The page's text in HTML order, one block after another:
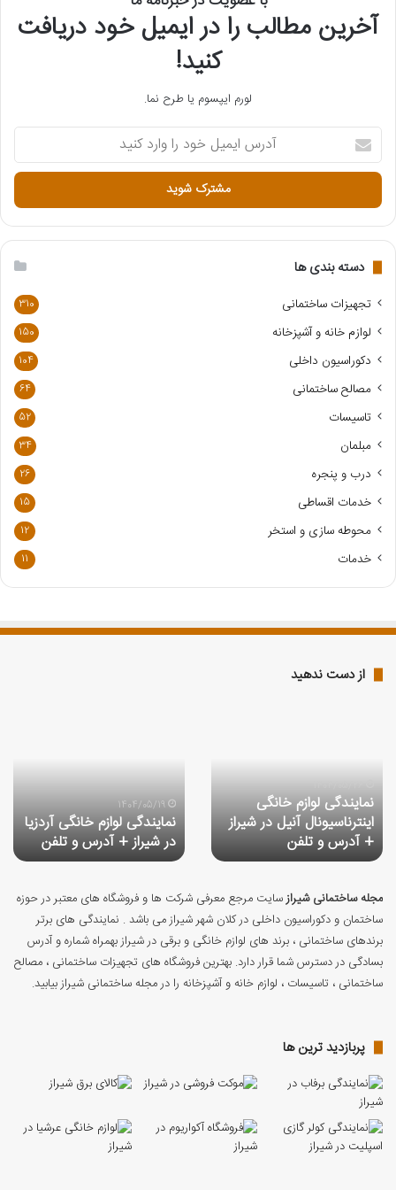
آخرین مطالب را در ایمیل خود دریافت
کنید!
لورم ایپسوم یا طرح‌ نما.
آ
ر
ا
ی
م
ی
خ
د
ر
و
ا
د
ک
ی
د
دسته بندی ها
تجهیزات ساختمانی 310
لوازم خانه و آشپزخانه 150
دکوراسیون داخلی 104
مصالح ساختمانی 64
تاسیسات 52
مبلمان 34
درب و پنجره 26
خدمات اقساطی 15
محوطه سازی و استخر 12
خدمات 11
از دست ندهید
شیراز
آدرس
تلفن
نمایندگی لوازم خانگی
اینترناسیونال آنیل در شیراز
+ آدرس و تلفن
شیراز
آدرس
و
1404/05/19
نمایندگی لوازم خانگی آردزیا
در شیراز + آدرس و تلفن
مجله ساختمانی شیرازسایت مرجع معرفی شرکت ها و فروشگاه های معتبر در حوزه
ساختمان و دکوراسیون داخلی در کلان شهر شیراز می باشد . نمایندگی های برتر
برندهای ساختمانی ، برند های لوازم خانگی و برقی در شیراز بهمراه شماره و آدرس
بسادگی در دسترس شما قرار دارد. بهترین فروشگاه های تجهیزات ساختمانی ، مصالح
ساختمانی ، تاسیسات ، لوازم خانه و آشپزخانه را در مجله ساختمانی شیراز بیابید.
پربازدید ترین ها